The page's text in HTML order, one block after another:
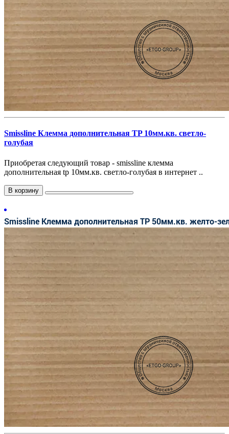
Smissline Клемма дополнительная TP 10мм.кв. светло-
голубая
Приобретая следующий товар - smissline клемма
дополнительная tp 10мм.кв. светло-голубая в интернет ..
В корзину